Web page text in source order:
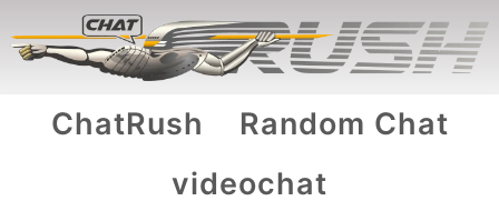
ChatRush
Random Chat
videochat